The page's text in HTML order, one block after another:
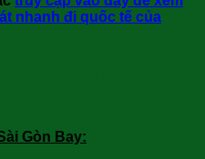
nhanh đi quốc tế của
Gòn Bay: